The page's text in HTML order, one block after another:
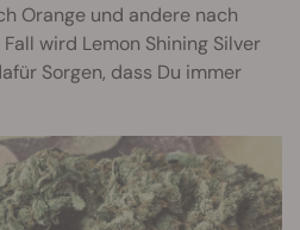
Orange und andere nach
wird Lemon Shining Silver
Sorgen, dass Du immer